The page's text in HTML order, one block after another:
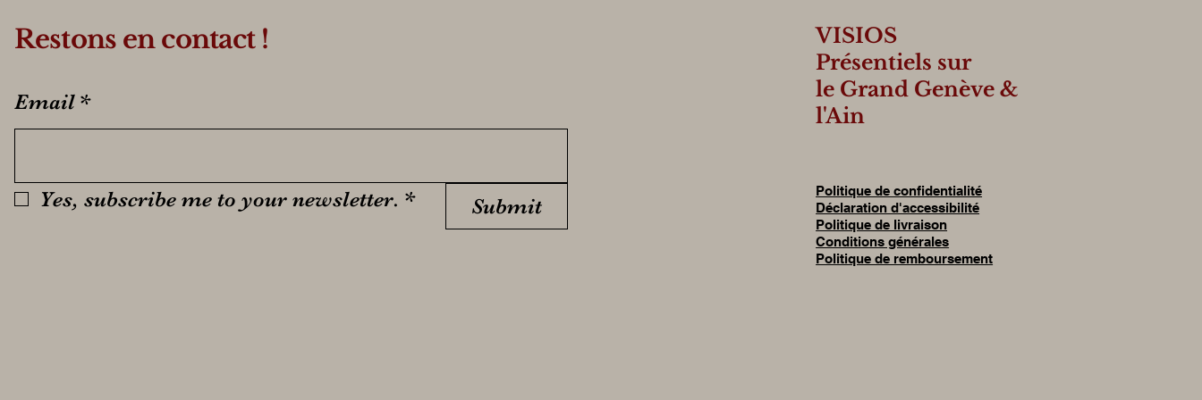
Restons en contact !
Email *
Yes, subscribe me to your newsletter. * Submit
VISIOS
Présentiels sur
le Grand Genève &
l'Ain
Politique de confidentialité
Déclaration d'accessibilité
Politique de livraison
Conditions générales
Politique de remboursement